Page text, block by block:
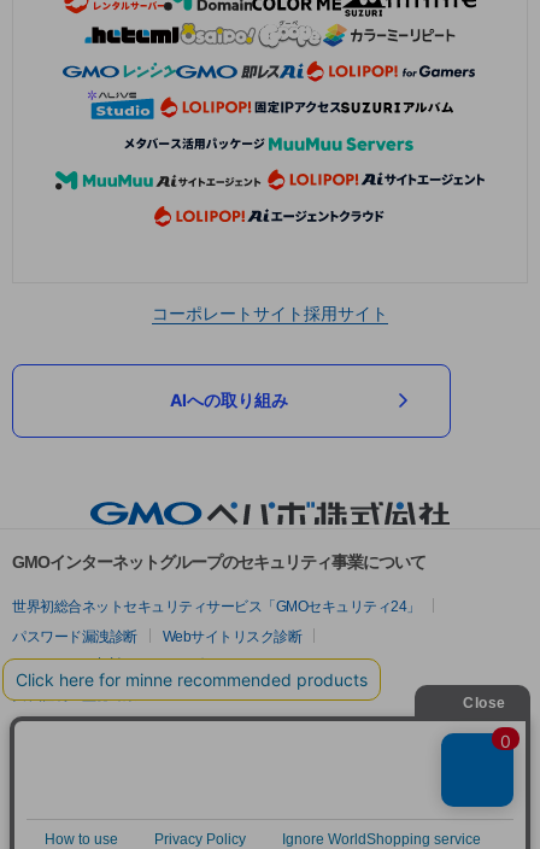
コーポレートサイト採用サイト
AIへの取り組み
GMOインターネットグループのセキュリティ事業について
世界初総合ネットセキュリティサービス「GMOセキュリティ24」
パスワード漏洩診断
Webサイトリスク診断
セキュリティ相談AIチャットボット
実在証明・盗聴対策
サイバー攻撃対策（GMOサイバーセキュリティ byイエラエ）